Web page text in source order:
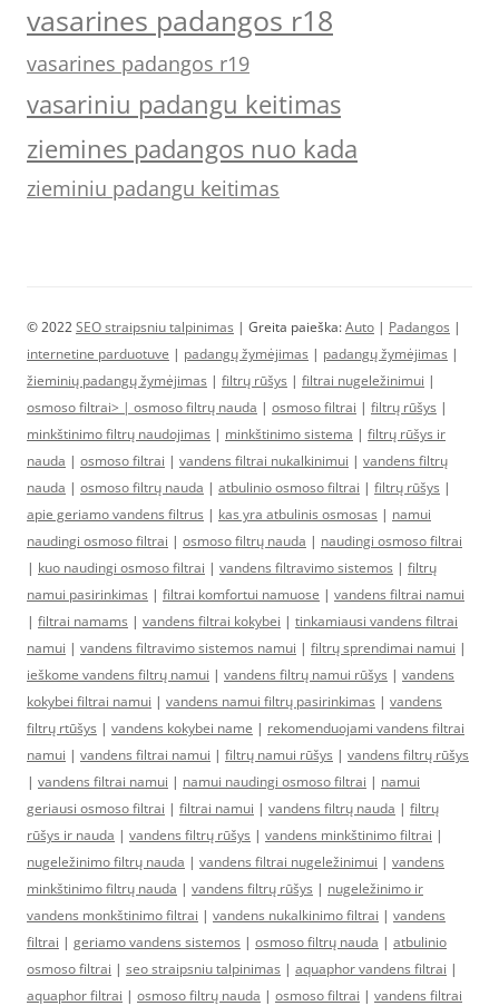
vasarines padangos r18
vasarines padangos r19
vasariniu padangu keitimas
ziemines padangos nuo kada
zieminiu padangu keitimas
© 2022SEO straipsniu talpinimas | Greita paieška:Auto | Padangos |
internetine parduotuve | padangų žymėjimas | padangų žymėjimas |
žieminių padangų žymėjimas | filtrų rūšys | filtrai nugeležinimui |
osmoso filtrai> | osmoso filtrų nauda | osmoso filtrai | filtrų rūšys |
minkštinimo filtrų naudojimas | minkštinimo sistema | filtrų rūšys ir
nauda | osmoso filtrai | vandens filtrai nukalkinimui | vandens filtrų
nauda | osmoso filtrų nauda | atbulinio osmoso filtrai | filtrų rūšys |
apie geriamo vandens filtrus | kas yra atbulinis osmosas | namui
naudingi osmoso filtrai | osmoso filtrų nauda | naudingi osmoso filtrai
| kuo naudingi osmoso filtrai | vandens filtravimo sistemos | filtrų
namui pasirinkimas | filtrai komfortui namuose | vandens filtrai namui
| filtrai namams | vandens filtrai kokybei | tinkamiausi vandens filtrai
namui | vandens filtravimo sistemos namui | filtrų sprendimai namui |
ieškome vandens filtrų namui | vandens filtrų namui rūšys | vandens
kokybei filtrai namui | vandens namui filtrų pasirinkimas | vandens
filtrų rtūšys | vandens kokybei name | rekomenduojami vandens filtrai
namui | vandens filtrai namui | filtrų namui rūšys | vandens filtrų rūšys
| vandens filtrai namui | namui naudingi osmoso filtrai | namui
geriausi osmoso filtrai | filtrai namui | vandens filtrų nauda | filtrų
rūšys ir nauda | vandens filtrų rūšys | vandens minkštinimo filtrai |
nugeležinimo filtrų nauda | vandens filtrai nugeležinimui | vandens
minkštinimo filtrų nauda | vandens filtrų rūšys | nugeležinimo ir
vandens monkštinimo filtrai | vandens nukalkinimo filtrai | vandens
filtrai | geriamo vandens sistemos | osmoso filtrų nauda | atbulinio
osmoso filtrai | seo straipsniu talpinimas | aquaphor vandens filtrai |
aquaphor filtrai | osmoso filtrų nauda | osmoso filtrai | vandens filtrai